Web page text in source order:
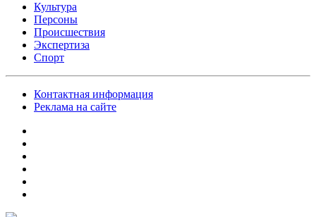
Культура
Персоны
Происшествия
Экспертиза
Спорт
Контактная информация
Реклама на сайте